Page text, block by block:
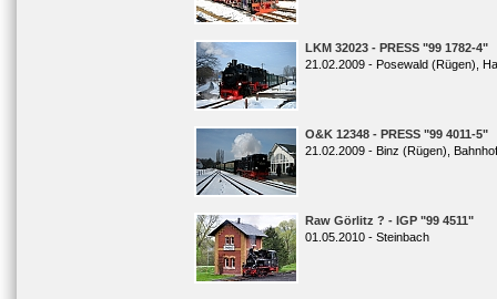
LKM 32023 - PRESS "99 1782-4"
21.02.2009 - Posewald (Rügen),
O&K 12348 - PRESS "99 4011-5"
21.02.2009 - Binz (Rügen),
Raw Görlitz ? - IGP "99 4511"
01.05.2010 - Steinbach